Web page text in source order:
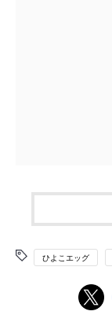
ひよこエッグ